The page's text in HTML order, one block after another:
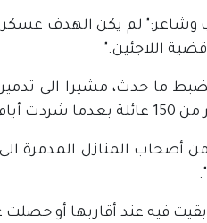
لم يكن الهدف
اللاجئين."
يتذكر شحادة بالضبط ما حدث،
أصحاب المنازل المدمرة
بقيت فيه عند أقاربها أو